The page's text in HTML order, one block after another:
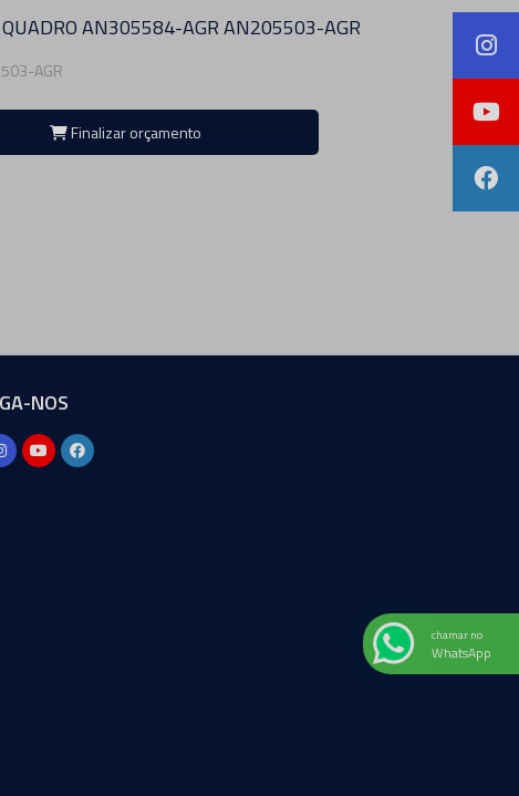
QUADRO AN305584-AGR AN205503-AGR
AGR
Finalizar orçamento
NOS
chamar no
WhatsApp